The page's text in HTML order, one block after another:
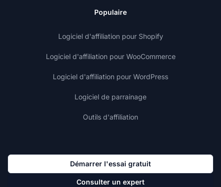
Populaire
Logiciel d'affiliation pour Shopify
Logiciel d'affiliation pour WooCommerce
Logiciel d'affiliation pour WordPress
Logiciel de parrainage
Outils d'affiliation
Démarrer l'essai gratuit
Consulter un expert